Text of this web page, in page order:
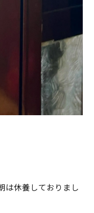
は休養しておりまし